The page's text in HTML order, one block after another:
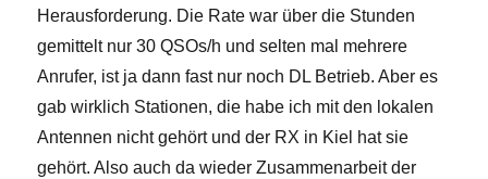
Herausforderung. Die Rate war über die Stunden
gemittelt nur 30 QSOs/h und selten mal mehrere
Anrufer, ist ja dann fast nur noch DL Betrieb. Aber es
gab wirklich Stationen, die habe ich mit den lokalen
Antennen nicht gehört und der RX in Kiel hat sie
gehört. Also auch da wieder Zusammenarbeit der